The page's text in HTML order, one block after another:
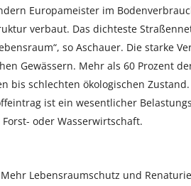
Europameister im
verbaut. Das dichteste
so Aschauer. Die starke
Gewässern. Mehr als 60 Prozent
bis schlechten ökologischen
ist ein wesentlicher
oder Wasserwirtschaft.
Lebensraumschutz und